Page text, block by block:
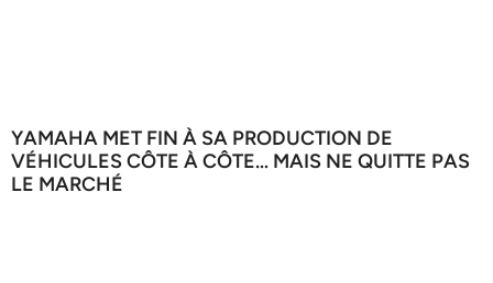
YAMAHA MET FIN À SA PRODUCTION DE
VÉHICULES CÔTE À CÔTE… MAIS NE QUITTE PAS
LE MARCHÉ